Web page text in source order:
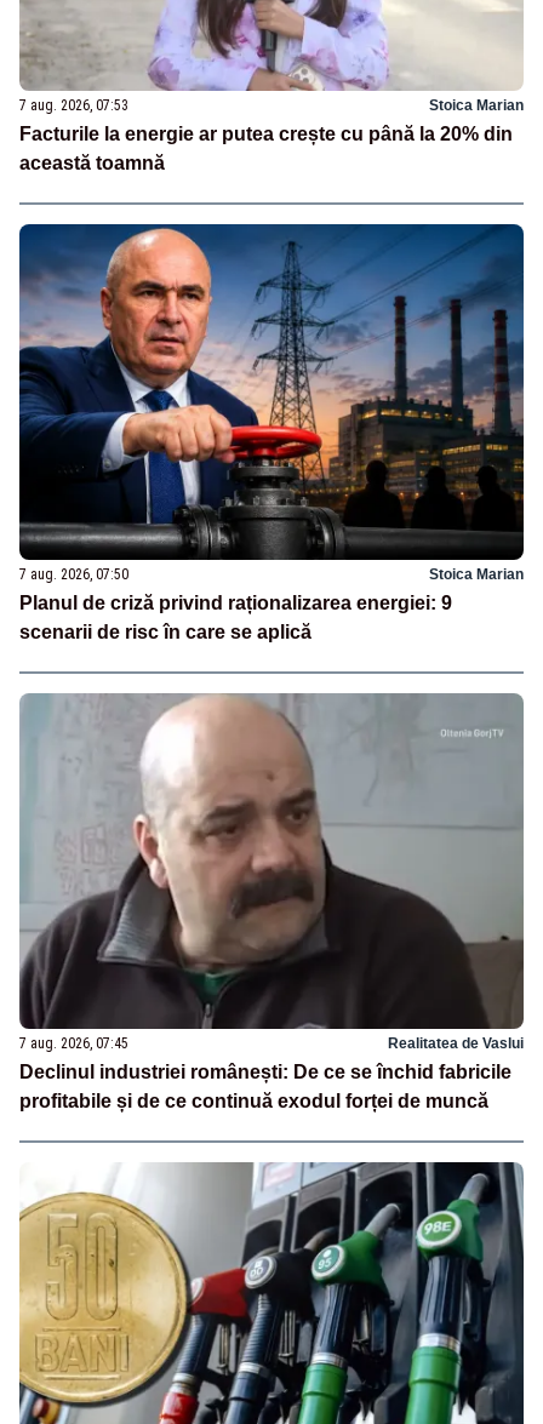
7 aug. 2026, 07:53 Stoica Marian
Facturile la energie ar putea crește cu până la 20% din
această toamnă
7 aug. 2026, 07:50 Stoica Marian
Planul de criză privind raționalizarea energiei: 9
scenarii de risc în care se aplică
7 aug. 2026, 07:45 Realitatea de Vaslui
Declinul industriei românești: De ce se închid fabricile
profitabile și de ce continuă exodul forței de muncă